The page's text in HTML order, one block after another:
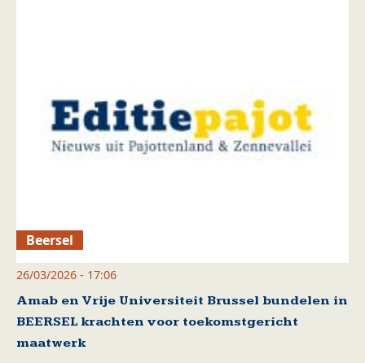
Beersel
26/03/2026 - 17:06
Amab en Vrije Universiteit Brussel bundelen in
BEERSEL krachten voor toekomstgericht
maatwerk